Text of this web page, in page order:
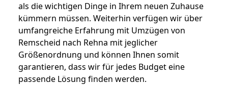
als die wichtigen Dinge in Ihrem neuen Zuhause
kümmern müssen. Weiterhin verfügen wir über
umfangreiche Erfahrung mit Umzügen von
Remscheid nach Rehna mit jeglicher
Größenordnung und können Ihnen somit
garantieren, dass wir für jedes Budget eine
passende Lösung finden werden.